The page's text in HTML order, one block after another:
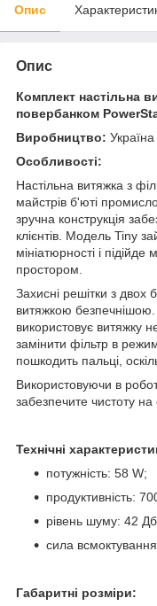
Опис
Опис
Комплект настільна
повербанком
Виробництво: Україна
Особливості:
Настільна витяжка з
майстрів б'юті
зручна конструкція
клієнтів. Модель Tiny
мініатюрності і
простором.
Захисні решітки з двох
витяжкою
використовує витяжку
замінити фільтр в
пошкодить пальці,
Використовуючи в
забезпечите чистоту
Технічні
потужність: 58 W;
продуктивність:
рівень шуму: 42
сила
Габаритні розміри: